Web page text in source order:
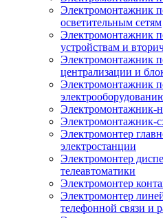
Электромонтажник
осветительным сетям
Электромонтажник
устройствам и
Электромонтажник
централизации и
Электромонтажник
Электромонтажник-
Электромонтажник-
Электромонтер
электростанции
Электромонтер
телеавтоматики
Электромонтер
Электромонтер
телефонной связи и